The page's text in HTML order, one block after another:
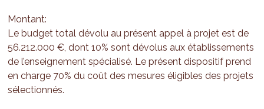
Montant:
Le budget total dévolu au présent appel à projet est de
56.212.000 €, dont 10% sont dévolus aux établissements
de l’enseignement spécialisé. Le présent dispositif prend
en charge 70% du coût des mesures éligibles des projets
sélectionnés.